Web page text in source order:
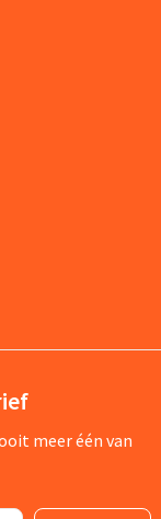
meer één van